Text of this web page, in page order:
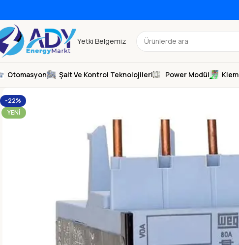
Yetki Belgemiz
Otomasyon Şalt Ve Kontrol Teknolojileri Power Modül
-22%
YENI